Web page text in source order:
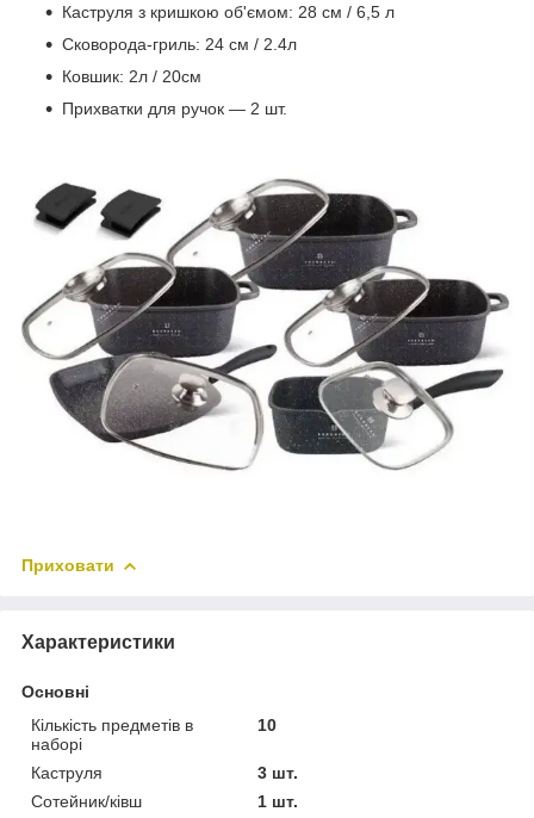
Каструля з кришкою об'ємом: 28 см / 6,5 л
Сковорода-гриль: 24 см / 2.4л
Ковшик: 2л / 20см
Прихватки для ручок — 2 шт.
Приховати
Характеристики
Основні
Кількість предметів в
наборі
10
Каструля
3 шт.
Сотейник/ківш
1 шт.